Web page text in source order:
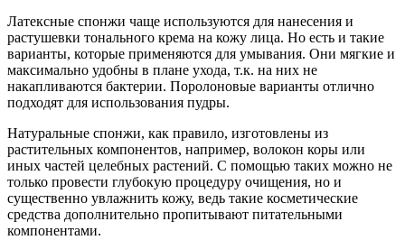
Латексные спонжи чаще используются для нанесения и
растушевки тонального крема на кожу лица. Но есть и такие
варианты, которые применяются для умывания. Они мягкие и
максимально удобны в плане ухода, т.к. на них не
накапливаются бактерии. Поролоновые варианты отлично
подходят для использования пудры.
Натуральные спонжи, как правило, изготовлены из
растительных компонентов, например, волокон коры или
иных частей целебных растений. С помощью таких можно не
только провести глубокую процедуру очищения, но и
существенно увлажнить кожу, ведь такие косметические
средства дополнительно пропитывают питательными
компонентами.